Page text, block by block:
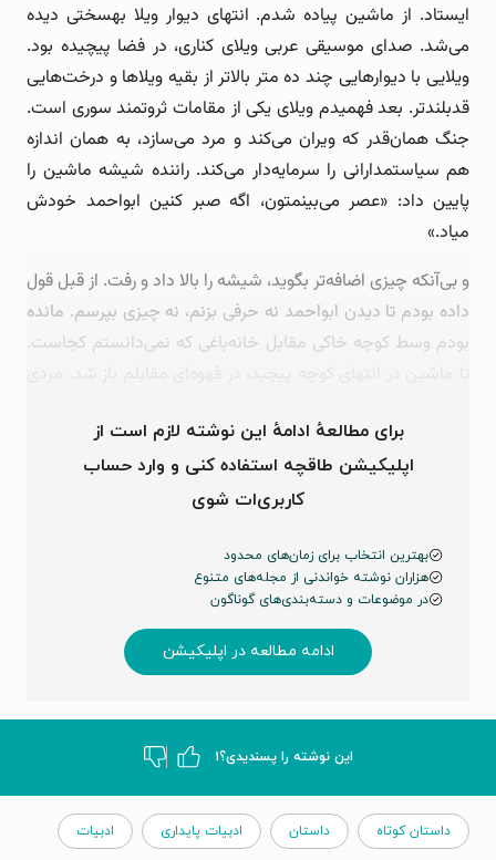
ایستاد. از ماشین پیاده شدم. انتهای دیوار ویلا بهسختی دیده
می‌شد. صدای موسیقی عربی ویلای کناری، در فضا پیچیده بود.
ویلایی با دیوارهایی چند ده متر بالاتر از بقیه ویلاها و درخت‌هایی
قدبلندتر. بعد فهمیدم ویلای یکی از مقامات ثروتمند سوری است.
جنگ همان‌قدر که ویران می‌کند و مرد می‌سازد، به همان اندازه
هم سیاستمدارانی را سرمایه‌دار می‌کند. راننده شیشه ماشین را
پایین داد: «عصر می‌بینمتون، اگه صبر کنین ابواحمد خودش
میاد.»
و بی‌آنکه چیزی اضافه‌تر بگوید، شیشه را بالا داد و رفت. از قبل قول
داده بودم تا دیدن ابواحمد نه حرفی بزنم، نه چیزی بپرسم. مانده
بودم وسط کوچه خاکی مقابل خانه‌باغی که نمی‌دانستم کجاست.
برای مطالعهٔ ادامهٔ این نوشته لازم است از
اپلیکیشن طاقچه استفاده کنی و وارد حساب
کاربری‌ات شوی
بهترین انتخاب برای زمان‌های محدود
هزاران نوشته خواندنی از مجله‌های متنوع
در موضوعات و دسته‌بندی‌های گوناگون
ادامه مطالعه در اپلیکیشن
این نوشته‌ را پسندیدی؟۱
داستان کوتاه داستان ادبیات پایداری ادبیات